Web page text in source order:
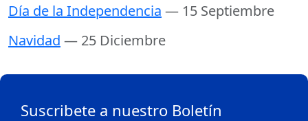
Día de la Independencia — 15 Septiembre
Navidad — 25 Diciembre
Suscribete a nuestro Boletín